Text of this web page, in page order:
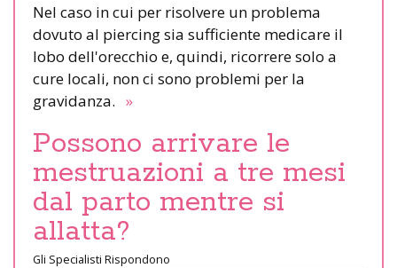
Nel caso in cui per risolvere un problema
dovuto al piercing sia sufficiente medicare il
lobo dell'orecchio e, quindi, ricorrere solo a
cure locali, non ci sono problemi per la
gravidanza. »
Possono arrivare le
mestruazioni a tre mesi
dal parto mentre si
allatta?
Gli Specialisti Rispondono